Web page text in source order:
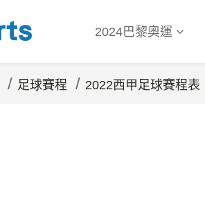
2024巴黎奧運
/ 足球賽程 / 2022西甲足球賽程表